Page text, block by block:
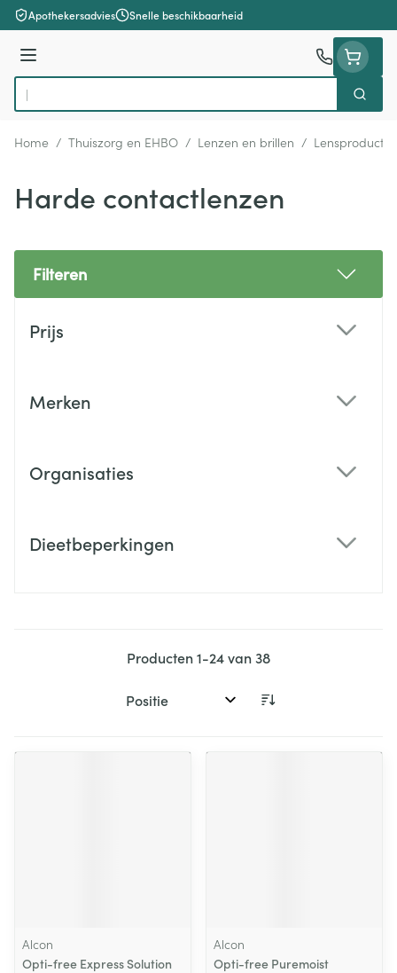
Ga naar de inhoud
Apothekersadvies Snelle beschikbaarheid
Menu
Product, merk, categorie...
Zoek
Home / Thuiszorg en EHBO / Lenzen en brillen / Lensproducten
Harde contactlenzen
Filteren
Prijs
Merken
Organisaties
Dieetbeperkingen
Producten1-24van38
Sorteer op:
Alcon
Opti-free Express Solution
Alcon
Opti-free Puremoist